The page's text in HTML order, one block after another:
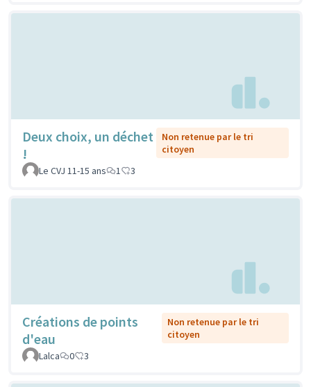
Deux choix, un déchet
!
Non retenue par le tri
citoyen
Le CVJ 11-15 ans
1 3
Créations de points
d'eau
Non retenue par le tri
citoyen
Lalca
0 3